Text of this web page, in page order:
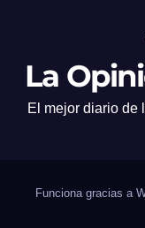
La
El mejor diario de
Funciona gracias a